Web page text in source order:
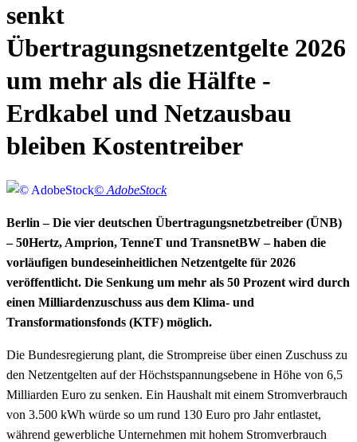
senkt
Übertragungsnetzentgelte 2026
um mehr als die Hälfte -
Erdkabel und Netzausbau
bleiben Kostentreiber
© AdobeStock
Berlin – Die vier deutschen Übertragungsnetzbetreiber (ÜNB)
– 50Hertz, Amprion, TenneT und TransnetBW – haben die
vorläufigen bundeseinheitlichen Netzentgelte für 2026
veröffentlicht. Die Senkung um mehr als 50 Prozent wird durch
einen Milliardenzuschuss aus dem Klima- und
Transformationsfonds (KTF) möglich.
Die Bundesregierung plant, die Strompreise über einen Zuschuss zu
den Netzentgelten auf der Höchstspannungsebene in Höhe von 6,5
Milliarden Euro zu senken. Ein Haushalt mit einem Stromverbrauch
von 3.500 kWh würde so um rund 130 Euro pro Jahr entlastet,
während gewerbliche Unternehmen mit hohem Stromverbrauch